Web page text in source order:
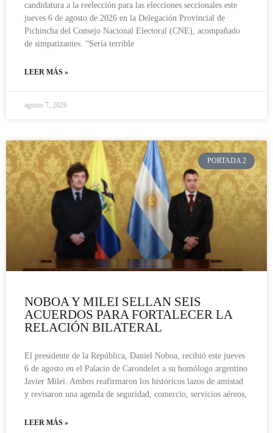
candidatura a la reelección para las elecciones seccionales este
jueves 6 de agosto de 2026 en la Delegación Provincial de
Pichincha del Consejo Nacional Electoral (CNE), acompañado
de simpatizantes. “Sería terrible
LEER MÁS »
agosto 7, 2026
PORTADA 2
NOBOA Y MILEI SELLAN SEIS
ACUERDOS PARA FORTALECER LA
RELACIÓN BILATERAL
El presidente de la República, Daniel Noboa, recibió este jueves
6 de agosto en el Palacio de Carondelet a su homólogo argentino
Javier Milei. Ambos reafirmaron los históricos lazos de amistad
y revisaron una agenda de seguridad, comercio, servicios aéreos,
LEER MÁS »